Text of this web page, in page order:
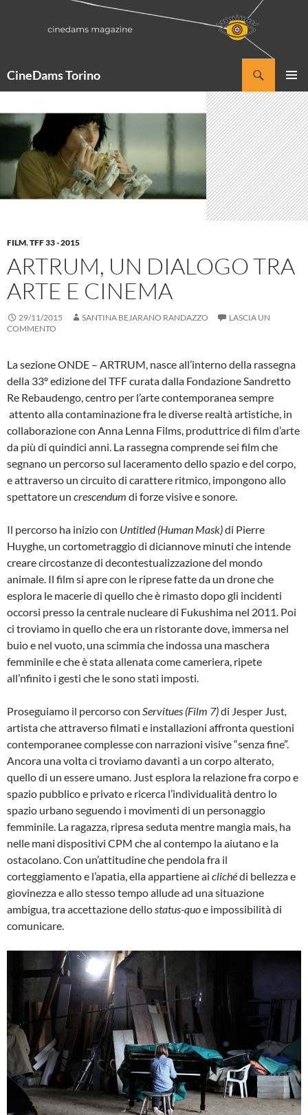
CineDams Torino
MENU
FILM,TFF 33 - 2015
ARTRUM, UN DIALOGO TRA
ARTE E CINEMA
29/11/2015 SANTINA BEJARANO RANDAZZO
LASCIA UN
COMMENTO
La sezione ONDE – ARTRUM, nasce all’interno della rassegna
della 33º edizione del TFF curata dalla Fondazione Sandretto
Re Rebaudengo, centro per l’arte contemporanea sempre
attento alla contaminazione fra le diverse realtà artistiche, in
collaborazione con Anna Lenna Films, produttrice di film d’arte
da più di quindici anni. La rassegna comprende sei film che
segnano un percorso sul laceramento dello spazio e del corpo,
e attraverso un circuito di carattere ritmico, impongono allo
spettatore un crescendum di forze visive e sonore.
Il percorso ha inizio con Untitled (Human Mask)di Pierre
Huyghe, un cortometraggio di diciannove minuti che intende
creare circostanze di decontestualizzazione del mondo
animale. Il film si apre con le riprese fatte da un drone che
esplora le macerie di quello che è rimasto dopo gli incidenti
occorsi presso la centrale nucleare di Fukushima nel 2011. Poi
ci troviamo in quello che era un ristorante dove, immersa nel
buio e nel vuoto, una scimmia che indossa una maschera
femminile e che è stata allenata come cameriera, ripete
all’nfinito i gesti che le sono stati imposti.
Proseguiamo il percorso con Servitues (Film 7)di Jesper Just,
artista che attraverso filmati e installazioni affronta questioni
contemporanee complesse con narrazioni visive “senza fine”.
Ancora una volta ci troviamo davanti a un corpo alterato,
quello di un essere umano. Just esplora la relazione fra corpo e
spazio pubblico e privato e ricerca l’individualità dentro lo
spazio urbano seguendo i movimenti di un personaggio
femminile. La ragazza, ripresa seduta mentre mangia mais, ha
nelle mani dispositivi CPM che al contempo la aiutano e la
ostacolano. Con un’attitudine che pendola fra il
corteggiamento e l’apatia, ella appartiene ai clichédi bellezza e
giovinezza e allo stesso tempo allude ad una situazione
ambigua, tra accettazione dellostatus-quoe impossibilità di
comunicare.